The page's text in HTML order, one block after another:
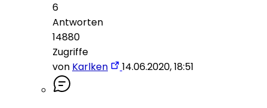
6
Antworten
14880
Zugriffe
von Karlken 14.06.2020, 18:51